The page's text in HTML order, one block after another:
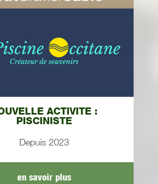
ACTIVITE :
PISCINISTE
Depuis 2023
en savoir plus